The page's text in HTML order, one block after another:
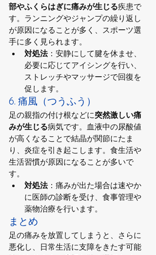
部やふくらはぎに痛みが生じる疾患で
す。ランニングやジャンプの繰り返し
が原因になることが多く、スポーツ選
手に多く見られます。
対処法：安静にして腱を休ませ、
必要に応じてアイシングを行い、
ストレッチやマッサージで回復を
促します。
6. 痛風（つうふう）
足の親指の付け根などに突然激しい痛
みが生じる病気です。血液中の尿酸値
が高くなることで結晶が関節にたま
り、炎症を引き起こします。食生活や
生活習慣が原因になることが多いで
す。
対処法：痛みが出た場合は速やか
に医師の診断を受け、食事管理や
薬物治療を行います。
まとめ
足の痛みを放置してしまうと、さらに
悪化し、日常生活に支障をきたす可能